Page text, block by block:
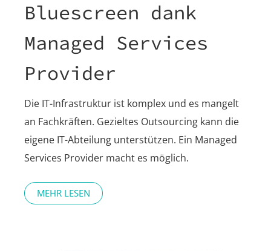
Bluescreen dank
Managed Services
Provider
Die IT-Infrastruktur ist komplex und es mangelt
an Fachkräften. Gezieltes Outsourcing kann die
eigene IT-Abteilung unterstützen. Ein Managed
Services Provider macht es möglich.
MEHR LESEN